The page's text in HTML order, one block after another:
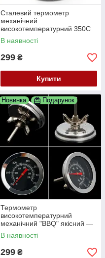
Сталевий термометр
механічний
високотемпературний 350С
В наявності
299 ₴
Купити
Новинка Подарунок
Термометр
високотемпературний
механічний "BBQ" якісний —
350 С
В наявності
299 ₴